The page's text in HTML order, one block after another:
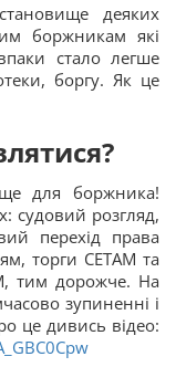
деяких
боржникам які
стало легше
боргу. Як це
для боржника!
судовий розгляд,
перехід права
торги СЕТАМ та
тим дорожче. На
зупиненні і
це дивись відео: